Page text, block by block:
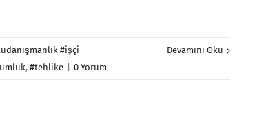
#işçi
,#tehlike 0 Yorum
Devamını Oku